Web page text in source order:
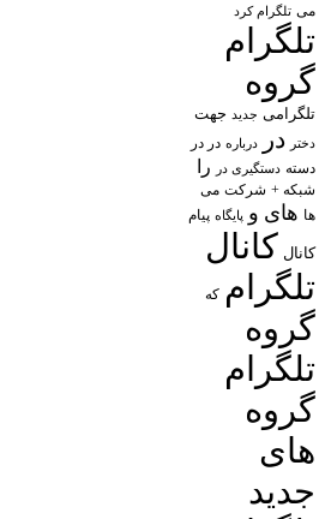
می تلگرام کرد
تلگرام
گروه
تلگرامی جدید جهت
دختر در درباره در در
دسته دستگیری در را
شبکه + شرکت می
ها های و پایگاه پیام
کانال کانال
تلگرام که
گروه
تلگرام
گروه
های
جدید